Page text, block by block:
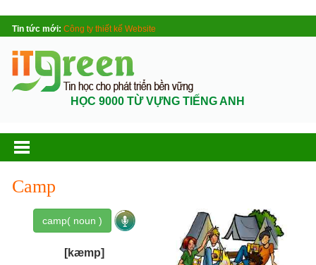
Tin tức mới: Công ty thiết kế Website
HỌC 9000 TỪ VỰNG TIẾNG ANH
Camp
camp( noun )
[kæmp]